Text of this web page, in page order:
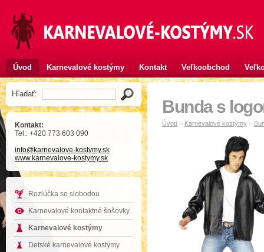
Úvod Karnevalové kostýmy Kontakt Veľkoobchod
Hľadať:
Kontakt:
Tel.: +420 773 603 090
info@karnevalove-kostymy.sk
www.karnevalove-kostymy.sk
Rozlúčka so slobodou
Karnevalové kontaktné šošovky
Karnevalové kostýmy
Detské karnevalové kostýmy
Bunda s
Úvod > Karnevalové kostýmy >